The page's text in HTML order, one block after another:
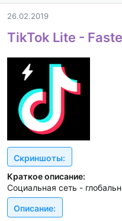
26.02.2019
TikTok Lite -
Скриншоты:
Краткое описание:
Социальная сеть -
Описание: